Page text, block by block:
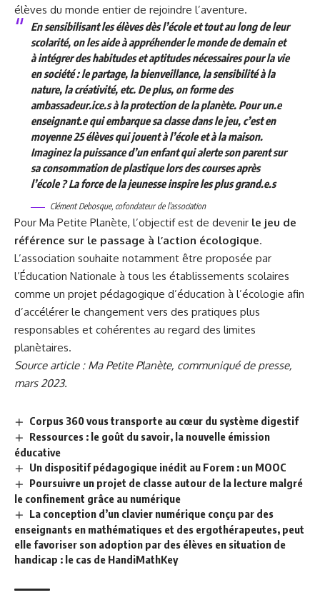
élèves du monde entier de rejoindre l’aventure.
En sensibilisant les élèves dès l’école et tout au long de leur
scolarité, on les aide à appréhender le monde de demain et
à intégrer des habitudes et aptitudes nécessaires pour la vie
en société : le partage, la bienveillance, la sensibilité à la
nature, la créativité, etc. De plus, on forme des
ambassadeur.ice.s à la protection de la planète. Pour un.e
enseignant.e qui embarque sa classe dans le jeu, c’est en
moyenne 25 élèves qui jouent à l’école et à la maison.
Imaginez la puissance d’un enfant qui alerte son parent sur
sa consommation de plastique lors des courses après
l’école ? La force de la jeunesse inspire les plus grand.e.s
Clément Debosque, cofondateur de l’association
Pour Ma Petite Planète, l’objectif est de devenir le jeu de
référence sur le passage à l’action écologique.
L’association souhaite notamment être proposée par
l’Éducation Nationale à tous les établissements scolaires
comme un projet pédagogique d’éducation à l’écologie afin
d’accélérer le changement vers des pratiques plus
responsables et cohérentes au regard des limites
planètaires.
Source article : Ma Petite Planète, communiqué de presse,
mars 2023.
Corpus 360 vous transporte au cœur du système digestif
Ressources : le goût du savoir, la nouvelle émission
éducative
Un dispositif pédagogique inédit au Forem : un MOOC
Poursuivre un projet de classe autour de la lecture malgré
le confinement grâce au numérique
La conception d’un clavier numérique conçu par des
enseignants en mathématiques et des ergothérapeutes, peut
elle favoriser son adoption par des élèves en situation de
handicap : le cas de HandiMathKey